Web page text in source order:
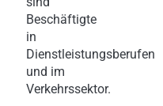
Beschäftigte
in
Dienstleistungsberufen
und im
Verkehrssektor.